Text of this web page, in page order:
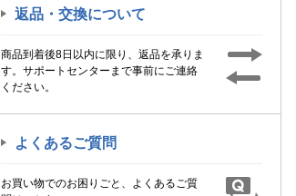
返品・交換について
商品到着後8日以内に限り、返品を承りま
す。サポートセンターまで事前にご連絡
ください。
よくあるご質問
お買い物でのお困りごと、よくあるご質